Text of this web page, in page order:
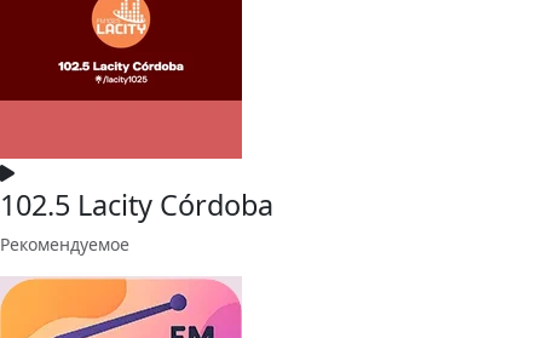
102.5 Lacity Córdoba
Рекомендуемое